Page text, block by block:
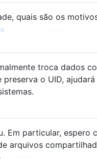
quais são os
troca dados
preserva o UID,
Em particular, espero
arquivos